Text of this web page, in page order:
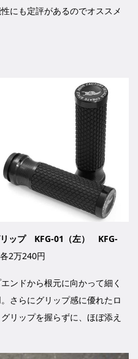
にも定評があるのでオススメ
ップ KFG-01（左） KFG-
2万240円
ンドから根元に向かって細く
さらにグリップ感に優れたロ
リップを握らずに、ほぼ添え